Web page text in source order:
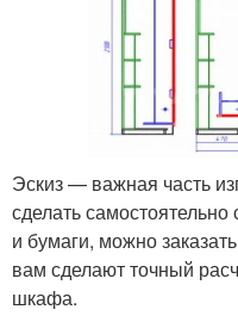
Эскиз — важная часть
сделать
и бумаги, можно
вам сделают точный
шкафа.